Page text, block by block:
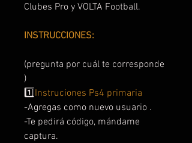
Clubes Pro y VOLTA Football.
INSTRUCCIONES:
(pregunta por cuál te corresponde
)
1️⃣Instruciones Ps4 primaria
-Agregas como nuevo usuario .
-Te pedirá código, mándame
captura.